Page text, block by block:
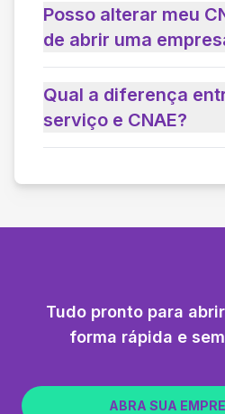
Posso alterar meu
de abrir uma
Qual a diferença
serviço e CNAE?
Tudo pronto para
forma rápida e
ABRA SUA